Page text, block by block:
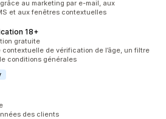
au marketing par e-mail, aux
et aux fenêtres contextuelles
18+
gratuite
de vérification de l’âge, un filtre
conditions générales
des clients